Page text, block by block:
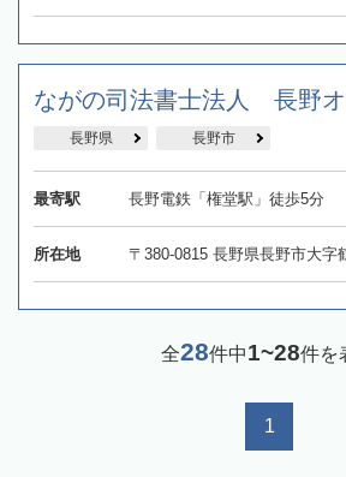
ながの司法書士法人 長野
長野県 長野市
最寄駅 長野電鉄「権堂駅」徒歩5分
所在地 〒380-0815 長野県長野市大字
全28件中1~28件を
1